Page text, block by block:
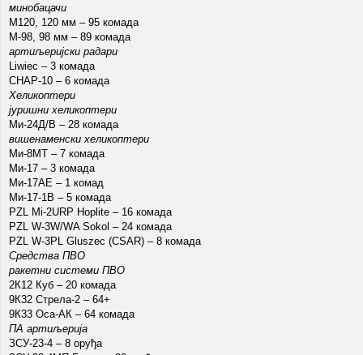
минобацачи
М120, 120 мм – 95 комада
М-98, 98 мм – 89 комада
артиљеријски радари
Liwiec – 3 комада
СНАР-10 – 6 комада
Хеликоптери
јуришни хеликоптери
Ми-24Д/В – 28 комада
вишенаменски хеликоптери
Ми-8МТ – 7 комада
Ми-17 – 3 комада
Ми-17АЕ – 1 комад
Ми-17-1В – 5 комада
PZL Mi-2URP Hoplite – 16 комада
PZL W-3W/WA Sokol – 24 комада
PZL W-3PL Gluszec (CSAR) – 8 комада
Средства ПВО
ракетни системи ПВО
2К12 Куб – 20 комада
9К32 Стрела-2 – 64+
9К33 Оса-АК – 64 комада
ПА артиљерија
ЗСУ-23-4 – 8 оруђа